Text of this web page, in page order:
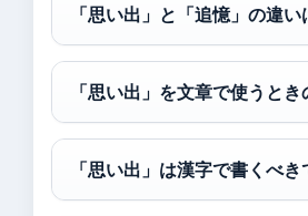
「思い出」と「追憶」の違い
「思い出」を文章で使うと
「思い出」は漢字で書くべき